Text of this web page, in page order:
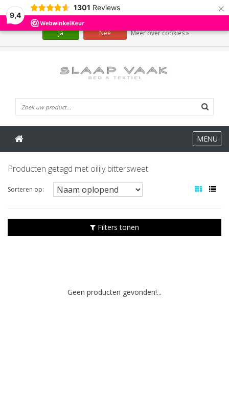
9,4
1301 Reviews ×
MENU
Producten getagd met oilily bittersweet
Sorteren op:
Filters tonen
Geen producten gevonden!...
Wij slaan cookies op om onze website te verbeteren. Is dat akkoord?
Ja Nee Meer over cookies »